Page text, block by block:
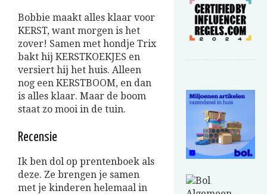
Bobbie maakt alles klaar voor
KERST, want morgen is het
zover! Samen met hondje Trix
bakt hij KERSTKOEKJES en
versiert hij het huis. Alleen
nog een KERSTBOOM, en dan
is alles klaar. Maar de boom
staat zo mooi in de tuin.
Recensie
Ik ben dol op prentenboek als
deze. Ze brengen je samen
met je kinderen helemaal in